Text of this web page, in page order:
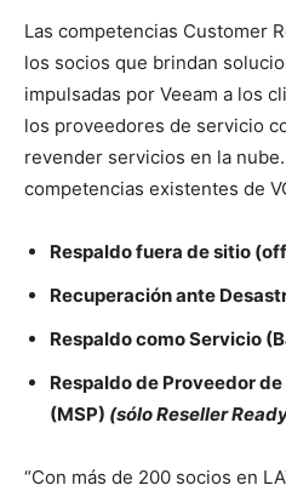
Las competencias Customer
los socios que brindan
impulsadas por Veeam a los
los proveedores de servicio
revender servicios en la
competencias existentes de
Respaldo fuera de sitio
Recuperación ante
Respaldo como Servicio
Respaldo de Proveedor
(MSP) (sólo Reseller
“Con más de 200 socios en